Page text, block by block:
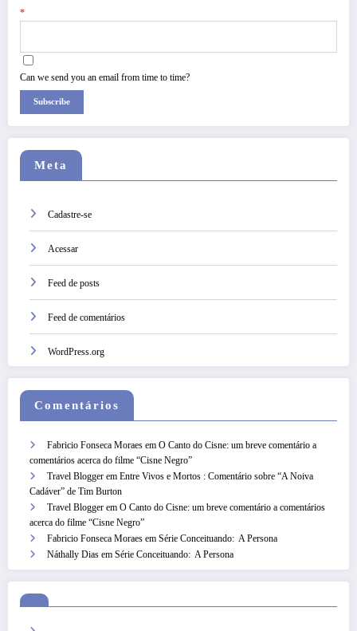
*
Can we send you an email from time to time?
Subscribe
Meta
Cadastre-se
Acessar
Feed de posts
Feed de comentários
WordPress.org
Comentários
Fabricio Fonseca Moraes em O Canto do Cisne: um breve comentário a
comentários acerca do filme “Cisne Negro”
Travel Blogger em Entre Vivos e Mortos : Comentário sobre “A Noiva
Cadáver” de Tim Burton
Travel Blogger em O Canto do Cisne: um breve comentário a comentários
acerca do filme “Cisne Negro”
Fabricio Fonseca Moraes em Série Conceituando: A Persona
Náthally Dias em Série Conceituando: A Persona